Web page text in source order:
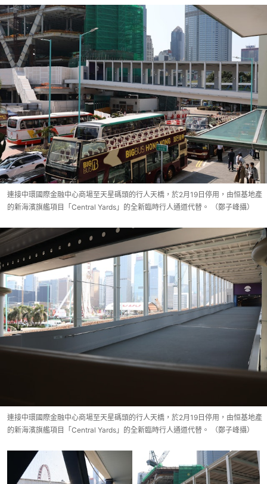
連接中環國際金融中心商場至天星碼頭的行人天橋，於2月19日停用，由恒基地產
的新海濱旗艦項目「Central Yards」的全新臨時行人通道代替。 （鄭子峰攝）
連接中環國際金融中心商場至天星碼頭的行人天橋，於2月19日停用，由恒基地產
的新海濱旗艦項目「Central Yards」的全新臨時行人通道代替。 （鄭子峰攝）